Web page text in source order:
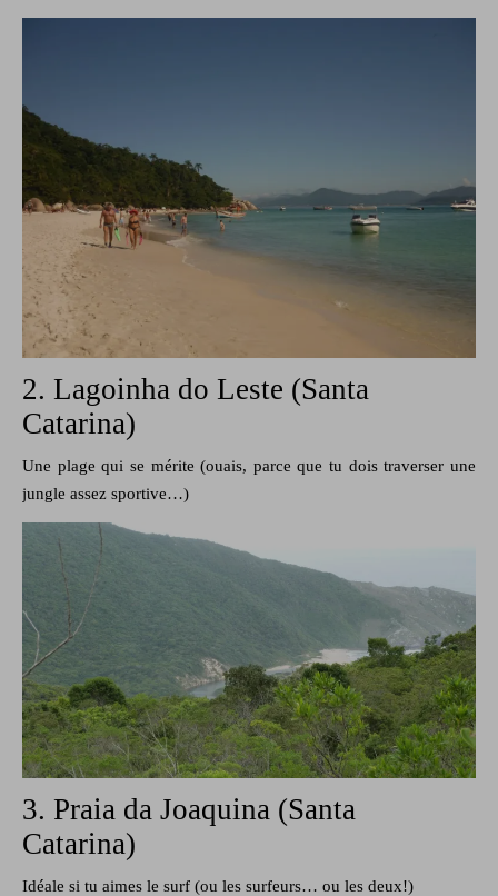
2. Lagoinha do Leste (Santa
Catarina)
Une plage qui se mérite (ouais, parce que tu dois traverser une
jungle assez sportive…)
3. Praia da Joaquina (Santa
Catarina)
Idéale si tu aimes le surf (ou les surfeurs… ou les deux!)